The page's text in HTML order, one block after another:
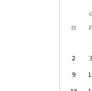
日
2
3
9